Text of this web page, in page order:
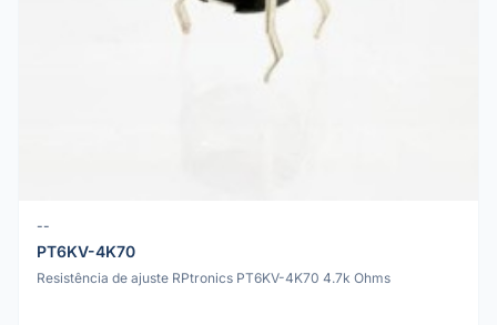
--
PT6KV-4K70
Resistência de ajuste RPtronics PT6KV-4K70 4.7k Ohms